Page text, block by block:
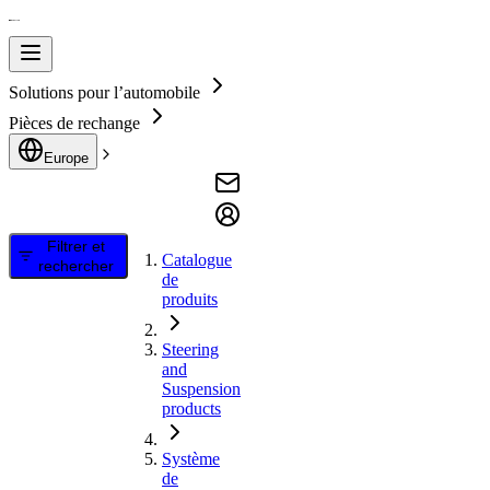
Solutions pour l’automobile
Pièces de rechange
Europe
Filtrer et
rechercher
Catalogue
de
produits
Steering
and
Suspension
products
Système
de